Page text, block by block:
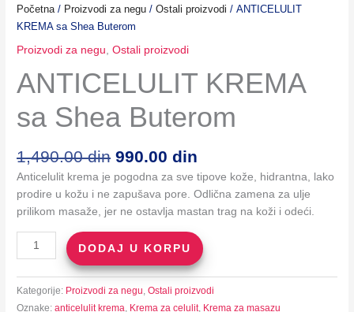
Početna/ Proizvodi za negu /Ostali proizvodi / ANTICELULIT
KREMA sa Shea Buterom
Proizvodi za negu,Ostali proizvodi
ANTICELULIT KREMA
sa Shea Buterom
1,490.00din Originalna
cena
je
bila:
990.00din
cena
je:
990.00 din.
Anticelulit krema je pogodna za sve tipove kože, hidrantna, lako
prodire u kožu i ne zapušava pore. Odlična zamena za ulje
prilikom masaže, jer ne ostavlja mastan trag na koži i odeći.
ANTICELULIT
KREMA
sa
Shea
Buterom
DODAJ U KORPU
Kategorije: Proizvodi za negu,Ostali proizvodi
Oznake:anticelulit krema, Krema za celulit, Krema za masazu